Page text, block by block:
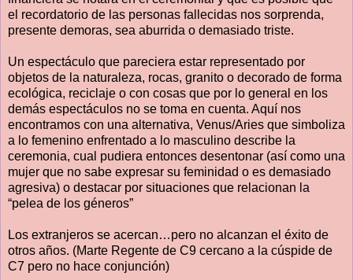
el recordatorio de las personas fallecidas nos sorprenda,
presente demoras, sea aburrida o demasiado triste.
Un espectáculo que pareciera estar representado por
objetos de la naturaleza, rocas, granito o decorado de forma
ecológica, reciclaje o con cosas que por lo general en los
demás espectáculos no se toma en cuenta. Aquí nos
encontramos con una alternativa, Venus/Aries que simboliza
a lo femenino enfrentado a lo masculino describe la
ceremonia, cual pudiera entonces desentonar (así como una
mujer que no sabe expresar su feminidad o es demasiado
agresiva) o destacar por situaciones que relacionan la
“pelea de los géneros”
Los extranjeros se acercan…pero no alcanzan el éxito de
otros años. (Marte Regente de C9 cercano a la cúspide de
C7 pero no hace conjunción)